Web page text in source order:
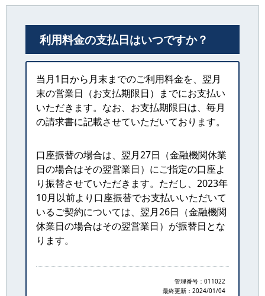
利用料金の支払日はいつですか？
当月1 日から月末までのご利用料金を、翌月
末の営業日（お支払期限日）までにお支払い
いただきます。なお、お支払期限日は、毎月
の請求書に記載させていただいております。
口座振替の場合は、翌月27日（金融機関休業
日の場合はその翌営業日）にご指定の口座よ
り振替させていただきます。ただし、 2023年
10月以前より口座振替でお支払いいただいて
いるご契約については、翌月26日（金融機関
休業日の場合はその翌営業日）が振替日とな
ります。
管理番号：011022
最終更新：2024/01/04